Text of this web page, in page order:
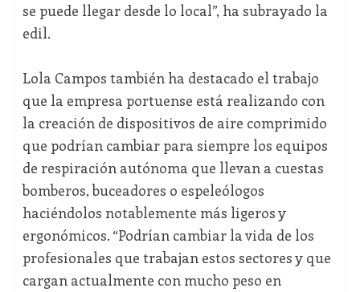
se puede llegar desde lo local”, ha subrayado la
edil.
Lola Campos también ha destacado el trabajo
que la empresa portuense está realizando con
la creación de dispositivos de aire comprimido
que podrían cambiar para siempre los equipos
de respiración autónoma que llevan a cuestas
bomberos, buceadores o espeleólogos
haciéndolos notablemente más ligeros y
ergonómicos. “Podrían cambiar la vida de los
profesionales que trabajan estos sectores y que
cargan actualmente con mucho peso en